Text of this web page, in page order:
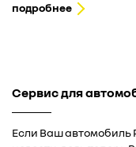
подробнее
Сервис для
Если Ваш автомобиль